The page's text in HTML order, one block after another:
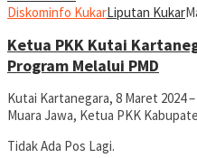
Diskominfo KukarLiputan Kukar
Ketua PKK Kutai
Program Melalui PMD
Kutai Kartanegara, 8 Maret 2024
Muara Jawa, Ketua PKK
Tidak Ada Pos Lagi.